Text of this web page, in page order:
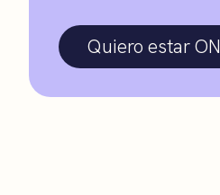
Quiero estar ON